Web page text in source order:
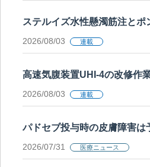
ステルイズ水性懸濁筋注と
2026/08/03 連載
高速気腹装置UHI-4の改修作
2026/08/03 連載
パドセブ投与時の皮膚障害は
2026/07/31 医療ニュース